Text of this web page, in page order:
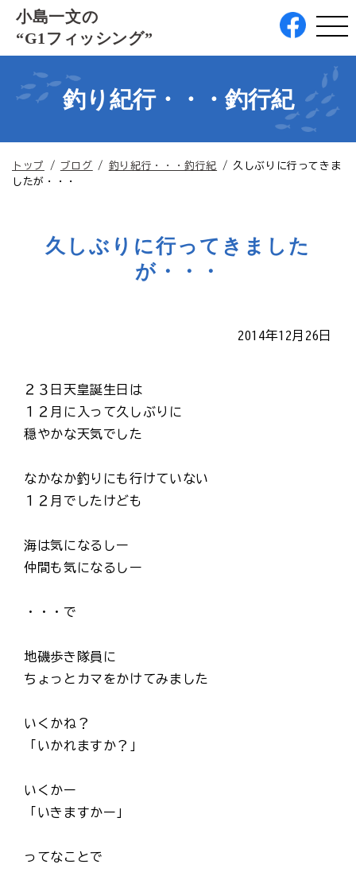
このページの本文へ
小島一文の
“G1フィッシング”
釣り紀行・・・釣行紀
現
在
トップ / ブログ / 釣り紀行・・・釣行紀 / 久しぶりに行ってきま
したが・・・
久しぶりに行ってきました
が・・・
2014年12月26日
２３日天皇誕生日は
１２月に入って久しぶりに
穏やかな天気でした
なかなか釣りにも行けていない
１２月でしたけども
海は気になるしー
仲間も気になるしー
・・・で
地磯歩き隊員に
ちょっとカマをかけてみました
いくかね？
「いかれますか？」
いくかー
「いきますかー」
ってなことで